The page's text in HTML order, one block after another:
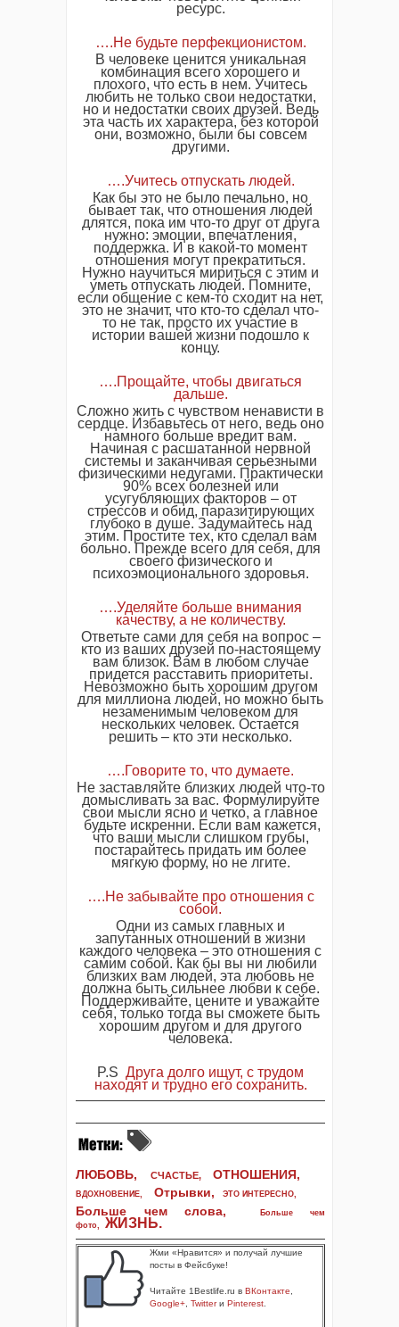
ресурс.
….Не будьте перфекционистом.
В человеке ценится уникальная
комбинация всего хорошего и
плохого, что есть в нем. Учитесь
любить не только свои недостатки,
но и недостатки своих друзей. Ведь
эта часть их характера, без которой
они, возможно, были бы совсем
другими.
….Учитесь отпускать людей.
Как бы это не было печально, но
бывает так, что отношения людей
длятся, пока им что-то друг от друга
нужно: эмоции, впечатления,
поддержка. И в какой-то момент
отношения могут прекратиться.
Нужно научиться мириться с этим и
уметь отпускать людей. Помните,
если общение с кем-то сходит на нет,
это не значит, что кто-то сделал что-
то не так, просто их участие в
истории вашей жизни подошло к
концу.
….Прощайте, чтобы двигаться
дальше.
Сложно жить с чувством ненависти в
сердце. Избавьтесь от него, ведь оно
намного больше вредит вам.
Начиная с расшатанной нервной
системы и заканчивая серьезными
физическими недугами. Практически
90% всех болезней или
усугубляющих факторов – от
стрессов и обид, паразитирующих
глубоко в душе. Задумайтесь над
этим. Простите тех, кто сделал вам
больно. Прежде всего для себя, для
своего физического и
психоэмоционального здоровья.
….Уделяйте больше внимания
качеству, а не количеству.
Ответьте сами для себя на вопрос –
кто из ваших друзей по-настоящему
вам близок. Вам в любом случае
придется расставить приоритеты.
Невозможно быть хорошим другом
для миллиона людей, но можно быть
незаменимым человеком для
нескольких человек. Остается
решить – кто эти несколько.
….Говорите то, что думаете.
Не заставляйте близких людей что-то
домысливать за вас. Формулируйте
свои мысли ясно и четко, а главное
будьте искренни. Если вам кажется,
что ваши мысли слишком грубы,
постарайтесь придать им более
мягкую форму, но не лгите.
….Не забывайте про отношения с
собой.
Одни из самых главных и
запутанных отношений в жизни
каждого человека – это отношения с
самим собой. Как бы вы ни любили
близких вам людей, эта любовь не
должна быть сильнее любви к себе.
Поддерживайте, цените и уважайте
себя, только тогда вы сможете быть
хорошим другом и для другого
человека.
P.S Друга долго ищут, с трудом
находят и трудно его сохранить.
ЛЮБОВЬ, СЧАСТЬЕ, ОТНОШЕНИЯ,
ВДОХНОВЕНИЕ, Отрывки, ЭТО ИНТЕРЕСНО,
Больше чем слова,
Больше чем
фото, ЖИЗНЬ.
Жми «Нравится» и получай лучшие
посты в Фейсбуке!
Читайте 1Bestlife.ru в ВКонтакте
Google+ Twitterи Pinterest